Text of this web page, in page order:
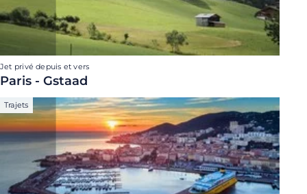
Jet privé depuis et vers
Paris - Gstaad
Trajets